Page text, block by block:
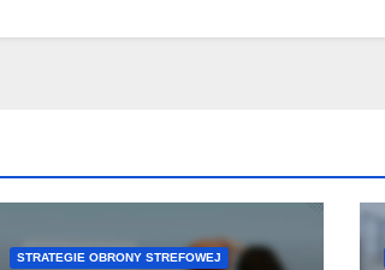
STRATEGIE OBRONY STREFOWEJ